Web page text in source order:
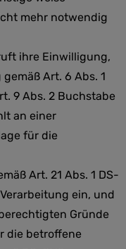
mehr notwendig
ihre Einwilligung,
Art. 6 Abs. 1
9 Abs. 2 Buchstabe
an einer
für die
Art. 21 Abs. 1 DS-
ein, und
Gründe
die betroffene